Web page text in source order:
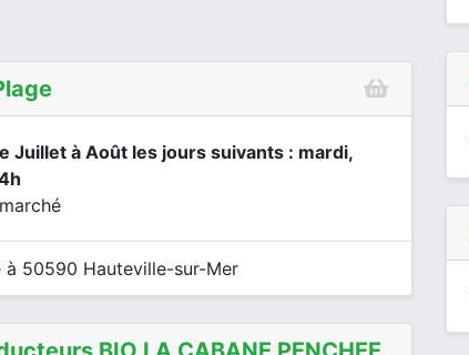
Juillet à Août les jours suivants : mardi,
à 50590 Hauteville-sur-Mer